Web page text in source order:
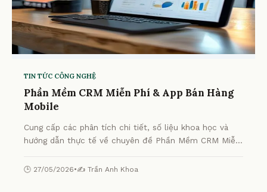
TIN TỨC CÔNG NGHỆ
Phần Mềm CRM Miễn Phí & App Bán Hàng
Mobile
Cung cấp các phân tích chi tiết, số liệu khoa học và
hướng dẫn thực tế về chuyên đề Phần Mềm CRM Miễn
🕒 27/05/2026•✍️ Trần Anh Khoa